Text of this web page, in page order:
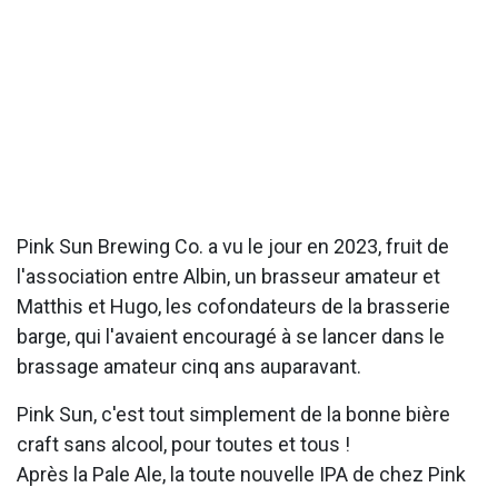
Pink Sun Brewing Co. a vu le jour en 2023, fruit de
l'association entre Albin, un brasseur amateur et
Matthis et Hugo, les cofondateurs de la brasserie
barge, qui l'avaient encouragé à se lancer dans le
brassage amateur cinq ans auparavant.
Pink Sun, c'est tout simplement de la bonne bière
craft sans alcool, pour toutes et tous !
Après la Pale Ale, la toute nouvelle IPA de chez Pink